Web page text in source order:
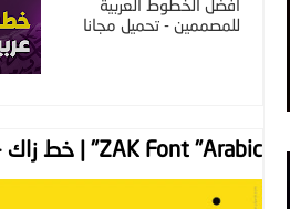
افضل الخطوط العربية
للمصممين - تحميل مجانا
ZAK Font "Arabic" | خط زاك - مجانا